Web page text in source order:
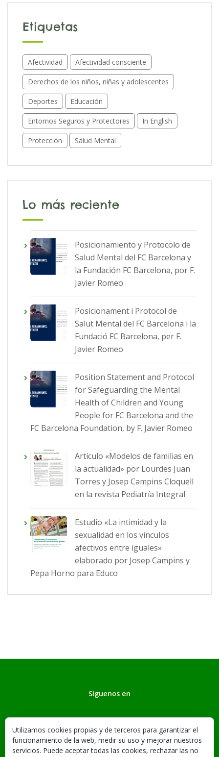
Etiquetas
Afectividad Afectividad consciente
Derechos de los niños, niñas y adolescentes
Deportes Educación
Entornos Seguros y Protectores In English
Protección Salud Mental
Lo más reciente
Posicionamiento y Protocolo de
Salud Mental del FC Barcelona y
la Fundación FC Barcelona, por F.
Javier Romeo
Posicionament i Protocol de
Salut Mental del FC Barcelona i la
Fundació FC Barcelona, per F.
Javier Romeo
Position Statement and Protocol
for Safeguarding the Mental
Health of Children and Young
People for FC Barcelona and the
FC Barcelona Foundation, by F. Javier Romeo
Artículo «Modelos de familias en
la actualidad» por Lourdes Juan
Torres y Josep Campins Cloquell
en la revista Pediatría Integral
Estudio «La intimidad y la
sexualidad en los vínculos
afectivos entre iguales»
elaborado por Josep Campins y
Pepa Horno para Educo
Síguenos en
Utilizamos cookies propias y de terceros para garantizar el
funcionamiento de la web, medir su uso y mejorar nuestros
servicios. Puede aceptar todas las cookies, rechazar las no